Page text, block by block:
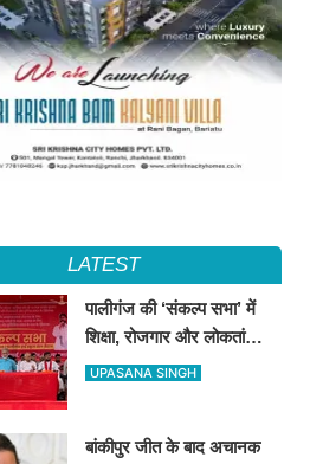
LATEST
पालीगंज की ‘संकल्प सभा’ में
शिक्षा, रोजगार और लोकतांत्रिक
अधिकारों की गूंज, दीपंकर
UPASANA SINGH
बांकीपुर जीत के बाद अचानक